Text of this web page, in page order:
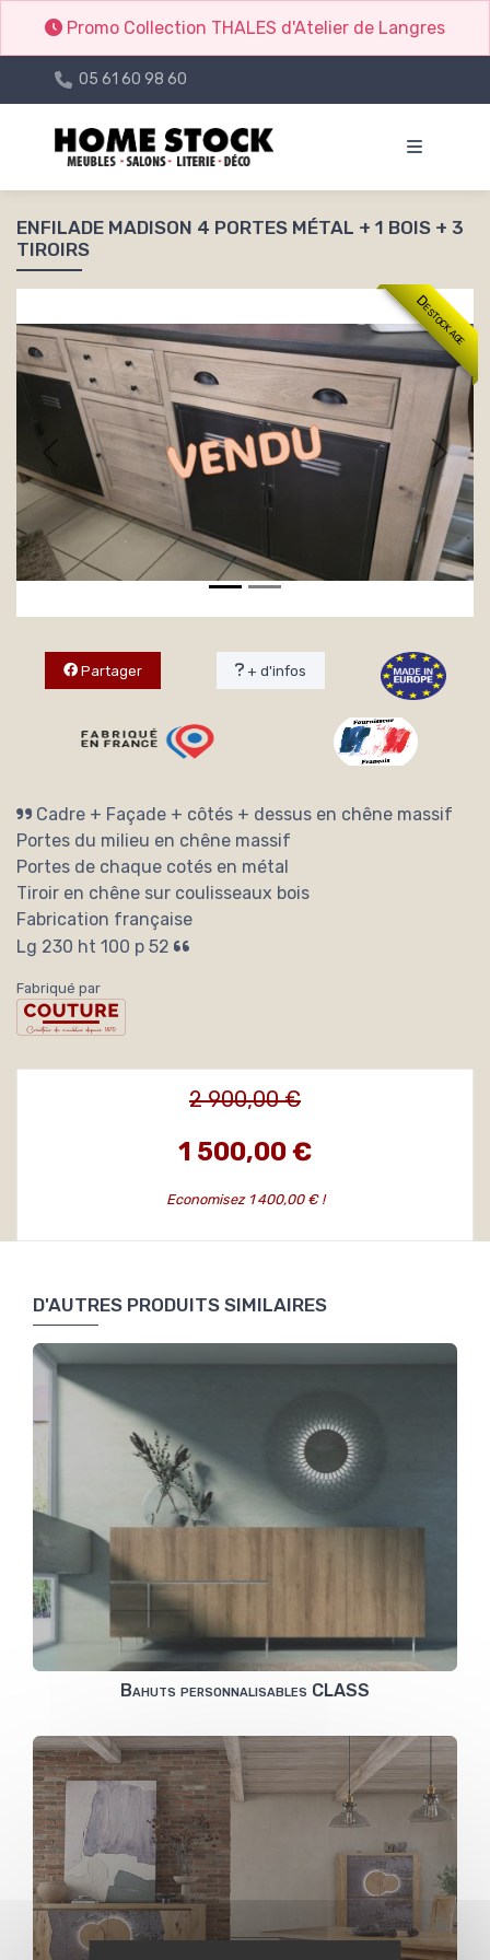
Promo Collection THALES d'Atelier de Langres
05 61 60 98 60
ENFILADE MADISON 4 PORTES MÉTAL + 1 BOIS + 3
TIROIRS
Destockage
Partager + d'infos
Cadre + Façade + côtés + dessus en chêne massif
Portes du milieu en chêne massif
Portes de chaque cotés en métal
Tiroir en chêne sur coulisseaux bois
Fabrication française
Lg 230 ht 100 p 52
Fabriqué par
2 900,00 €
1 500,00 €
Economisez 1 400,00 € !
D'AUTRES PRODUITS SIMILAIRES
Bahuts personnalisables CLASS